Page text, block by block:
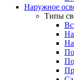
Наружное
Типы